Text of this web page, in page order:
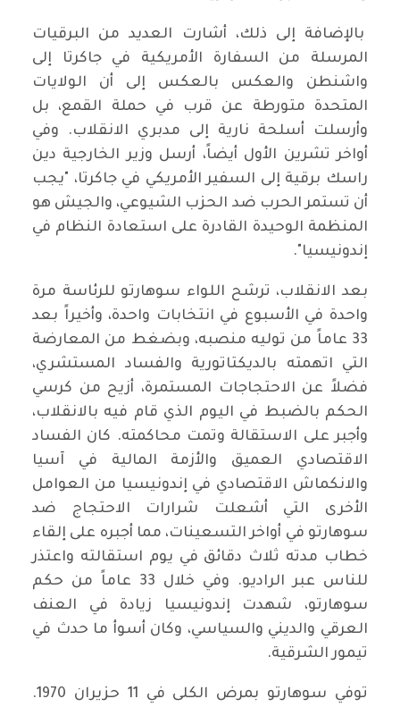
بالإضافة إلى ذلك، أشارت العديد من البرقيات
المرسلة من السفارة الأمريكية في جاكرتا إلى
واشنطن والعكس بالعكس إلى أن الولايات
المتحدة متورطة عن قرب في حملة القمع، بل
وأرسلت أسلحة نارية إلى مدبري الانقلاب. وفي
أواخر تشرين الأول أيضاً، أرسل وزير الخارجية دين
راسك برقية إلى السفير الأمريكي في جاكرتا، "يجب
أن تستمر الحرب ضد الحزب الشيوعي، والجيش هو
المنظمة الوحيدة القادرة على استعادة النظام في
إندونيسيا".
بعد الانقلاب، ترشح اللواء سوهارتو للرئاسة مرة
واحدة في الأسبوع في انتخابات واحدة، وأخيراً بعد
33 عاماً من توليه منصبه، وبضغط من المعارضة
التي اتهمته بالديكتاتورية والفساد المستشري،
فضلاً عن الاحتجاجات المستمرة، أزيح من كرسي
الحكم بالضبط في اليوم الذي قام فيه بالانقلاب،
وأجبر على الاستقالة وتمت محاكمته. كان الفساد
الاقتصادي العميق والأزمة المالية في آسيا
والانكماش الاقتصادي في إندونيسيا من العوامل
الأخرى التي أشعلت شرارات الاحتجاج ضد
سوهارتو في أواخر التسعينات، مما أجبره على إلقاء
خطاب مدته ثلاث دقائق في يوم استقالته واعتذر
للناس عبر الراديو. وفي خلال 33 عاماً من حكم
سوهارتو، شهدت إندونيسيا زيادة في العنف
العرقي والديني والسياسي، وكان أسوأ ما حدث في
تيمور الشرقية.
توفي سوهارتو بمرض الكلى في 11 حزيران 1970.